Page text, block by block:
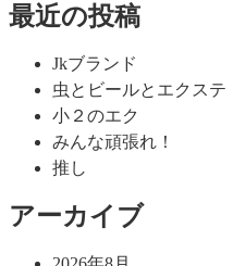
最近の投稿
Jkブランド
虫とビールとエクステ
小２のエク
みんな頑張れ！
推し
アーカイブ